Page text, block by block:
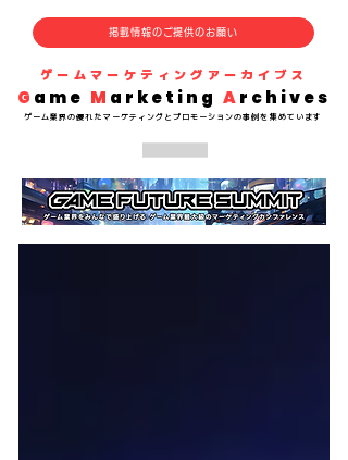
G ame M arketing Archives
​ゲーム業界の優れた マーケティングとプロモーションの事例を集めています
掲載情報のご提供のお願い
​ゲームマーケティングアーカイブス